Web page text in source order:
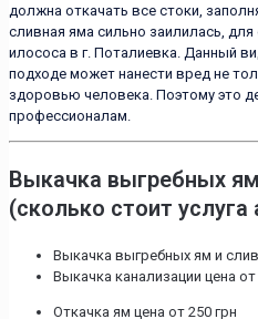
должна откачать все стоки,
сливная яма сильно заилилась,
илососа в г. Поталиевка. Данный
подходе может нанести вред не
здоровью человека. Поэтому это
профессионалам.
Выкачка выгребных
(сколько стоит услуга
Выкачка выгребных ям и
Выкачка канализации цена от
Откачка ям цена от 250 грн